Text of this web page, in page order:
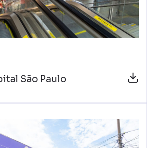
São Paulo